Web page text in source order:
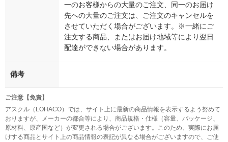
一のお客様からの大量のご注文、同一のお届け
先への大量のご注文は、ご注文のキャンセルを
させていただく場合がございます。※一緒にご
注文する商品、またはお届け地域等により翌日
配達ができない場合があります。
備考
ご注意【免責】
アスクル（LOHACO）では、サイト上に最新の商品情報を表示するよう努めて
おりますが、メーカーの都合等により、商品規格・仕様（容量、パッケージ、
原材料、原産国など）が変更される場合がございます。このため、実際にお届
けする商品とサイト上の商品情報の表記が異なる場合がございますので、ご使